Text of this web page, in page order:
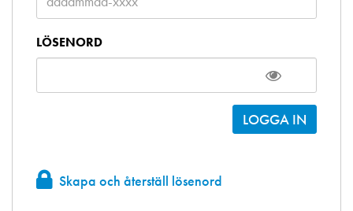
LÖSENORD
Skapa och återställ lösenord